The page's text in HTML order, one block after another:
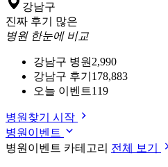
강남구
진짜 후기 많은
병원 한눈에 비교
강남구 병원 2,990
강남구 후기 178,883
오늘 이벤트119
병원찾기 시작
병원이벤트
병원이벤트 카테고리 전체 보기